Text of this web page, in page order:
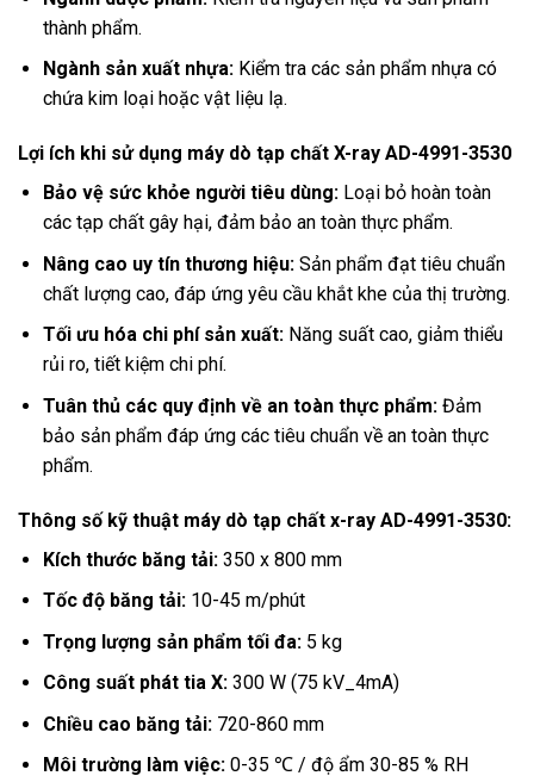
thành phẩm.
Ngành sản xuất nhựa:Kiểm tra các sản phẩm nhựa có
chứa kim loại hoặc vật liệu lạ.
Lợi ích khi sử dụng máy dò tạp chất X-ray AD-4991-3530
Bảo vệ sức khỏe người tiêu dùng:Loại bỏ hoàn toàn
các tạp chất gây hại, đảm bảo an toàn thực phẩm.
Nâng cao uy tín thương hiệu:Sản phẩm đạt tiêu chuẩn
chất lượng cao, đáp ứng yêu cầu khắt khe của thị trường.
Tối ưu hóa chi phí sản xuất:Năng suất cao, giảm thiểu
rủi ro, tiết kiệm chi phí.
Tuân thủ các quy định về an toàn thực phẩm:Đảm
bảo sản phẩm đáp ứng các tiêu chuẩn về an toàn thực
phẩm.
Thông số kỹ thuật máy dò tạp chất x-ray AD-4991-3530:
Kích thước băng tải:350 x 800 mm
Tốc độ băng tải:10-45 m/phút
Trọng lượng sản phẩm tối đa:5 kg
Công suất phát tia X:300 W (75 kV_4mA)
Chiều cao băng tải:720-860 mm
Môi trường làm việc:0-35 ℃ / độ ẩm 30-85 % RH